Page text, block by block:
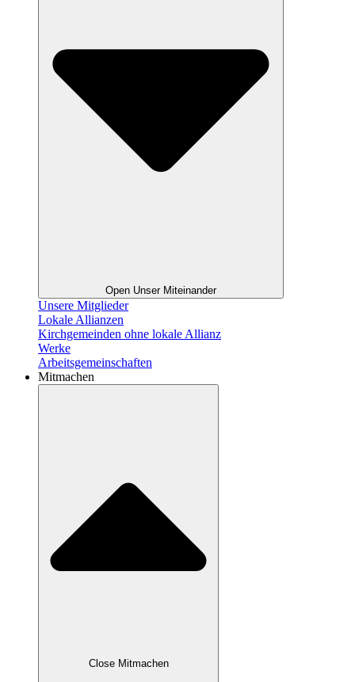
Open Unser Miteinander
Unsere Mitglieder
Lokale Allianzen
Kirchgemeinden ohne lokale Allianz
Werke
Arbeitsgemeinschaften
Mitmachen
Close Mitmachen